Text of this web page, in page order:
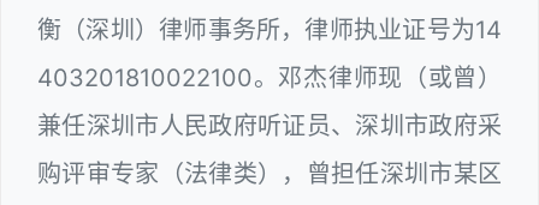
衡（深圳）律师事务所，律师执业证号为14
403201810022100。邓杰律师现（或曾）
兼任深圳市人民政府听证员、深圳市政府采
购评审专家（法律类），曾担任深圳市某区